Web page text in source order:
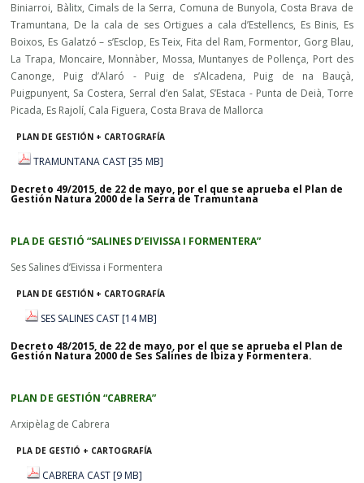
Biniarroi, Bàlitx, Cimals de la Serra, Comuna de Bunyola, Costa Brava de
Tramuntana, De la cala de ses Ortigues a cala d’Estellencs, Es Binis, Es
Boixos, Es Galatzó – s’Esclop, Es Teix, Fita del Ram, Formentor, Gorg Blau,
La Trapa, Moncaire, Monnàber, Mossa, Muntanyes de Pollença, Port des
Canonge, Puig d’Alaró - Puig de s’Alcadena, Puig de na Bauçà,
Puigpunyent, Sa Costera, Serral d’en Salat, S’Estaca - Punta de Deià, Torre
Picada, Es Rajolí, Cala Figuera, Costa Brava de Mallorca
PLAN DE GESTIÓN + CARTOGRAFÍA
TRAMUNTANA CAST [35 MB]
Decreto 49/2015, de 22 de mayo, por el que se aprueba el Plan de
Gestión Natura 2000 de la Serra de Tramuntana
PLA DE GESTIÓ “SALINES D’EIVISSA I FORMENTERA”
Ses Salines d’Eivissa i Formentera
PLAN DE GESTIÓN + CARTOGRAFÍA
SES SALINES CAST [14 MB]
Decreto 48/2015, de 22 de mayo, por el que se aprueba el Plan de
Gestión Natura 2000 de Ses Salines de Ibiza y Formentera.
PLAN DE GESTIÓN “CABRERA”
Arxipèlag de Cabrera
PLA DE GESTIÓ + CARTOGRAFÍA
CABRERA CAST [9 MB]